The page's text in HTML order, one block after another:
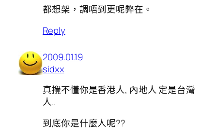
都想架，調唔到更呢弊在。
Reply
2009.01.19
sidxx
真攪不懂你是香港人, 內地人 定是台灣
人..
到底你是什麼人呢??